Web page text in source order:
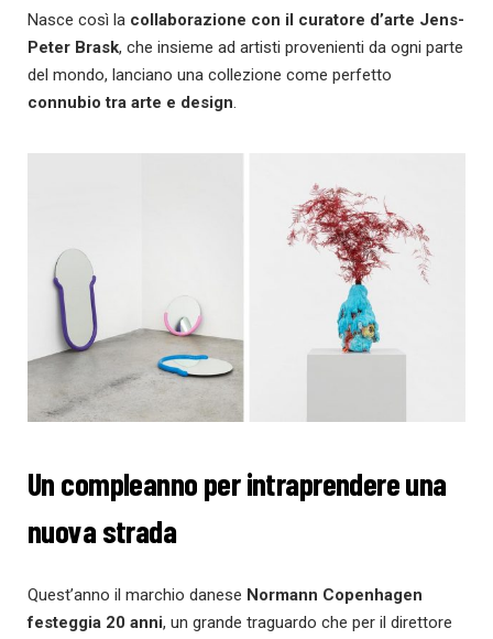
Nasce così la collaborazione con il curatore d’arte Jens-
Peter Brask, che insieme ad artisti provenienti da ogni parte
del mondo, lanciano una collezione come perfetto
connubio tra arte e design
Un compleanno per intraprendere una
nuova strada
Quest’anno il marchio danese Normann Copenhagen
festeggia 20 anni, un grande traguardo che per il direttore